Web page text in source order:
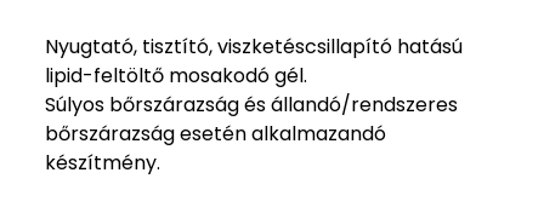
Nyugtató, tisztító, viszketéscsillapító hatású
lipid-feltöltő mosakodó gél.
Súlyos bőrszárazság és állandó/rendszeres
bőrszárazság esetén alkalmazandó
készítmény.